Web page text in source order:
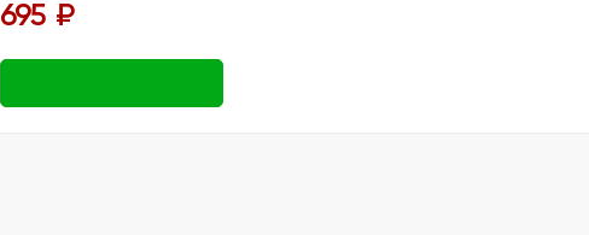
695 ₽